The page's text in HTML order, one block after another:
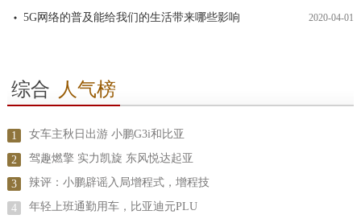
5G网络的普及能给我们的生活带来哪些影响 2020-04-01
综合 人气榜
1 女车主秋日出游 小鹏G3i和比亚
2 驾趣燃擎 实力凯旋 东风悦达起亚
3 辣评：小鹏辟谣入局增程式，增程技
4 年轻上班通勤用车，比亚迪元PLU